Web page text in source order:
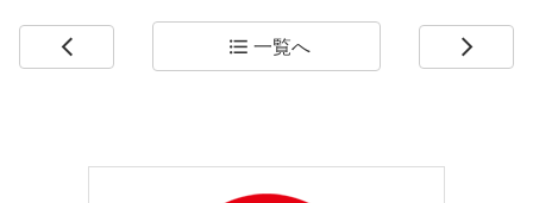
arrow_back_ios format_list_bulleted 一覧へ arrow_forward_ios